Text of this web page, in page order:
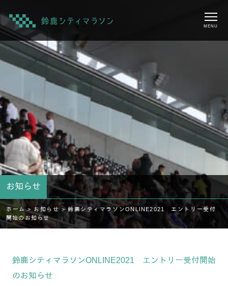
MENU
お知らせ
ホーム > お知らせ >鈴鹿シティマラソンONLINE2021 エントリー受付
開始のお知らせ
鈴鹿シティマラソンONLINE2021 エントリー受付開始
のお知らせ